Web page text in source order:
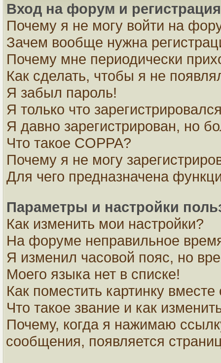
Вход на форум и регистрация
Почему я не могу войти на
Зачем вообще нужна
Почему мне периодически
Как сделать, чтобы я не
Я забыл пароль!
Я только что
Я давно зарегистрирован, но
Что такое COPPA?
Почему я не могу
Для чего предназначена
Параметры и настройки
Как изменить мои настройки?
На форуме неправильное
Я изменил часовой пояс, но
Моего языка нет в списке!
Как поместить картинку
Что такое звание и как
Почему, когда я нажимаю
сообщения, появляется